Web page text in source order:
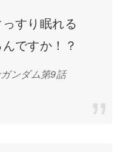
すり眠れる
ですか！？
ンダム第9話